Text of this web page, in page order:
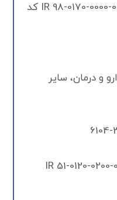
شماره شبا:IR 98-0170-0000-0010-7548-2680-00 کد
و درمان، سایر